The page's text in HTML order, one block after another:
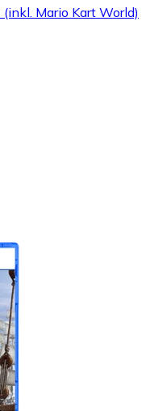
Mario Kart World)